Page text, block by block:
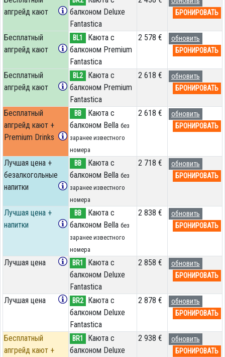
апгрейд кают
балконом Deluxe
Fantastica
БРОНИРОВАТЬ
Бесплатный
апгрейд кают
BL1
Каюта с
балконом Premium
Fantastica
2 578 €
обновить
БРОНИРОВАТЬ
Бесплатный
апгрейд кают
BL2
Каюта с
балконом Premium
Fantastica
2 618 €
обновить
БРОНИРОВАТЬ
Бесплатный
апгрейд кают +
Premium Drinks
BB
Каюта с
балконом Bella без
заранее известного
номера
2 618 €
обновить
БРОНИРОВАТЬ
Лучшая цена +
безалкогольные
напитки
BB
Каюта с
балконом Bella без
заранее известного
номера
2 718 €
обновить
БРОНИРОВАТЬ
Лучшая цена +
напитки
BB
Каюта с
балконом Bella без
заранее известного
номера
2 838 €
обновить
БРОНИРОВАТЬ
Лучшая цена BR1
Каюта с
балконом Deluxe
Fantastica
2 858 €
обновить
БРОНИРОВАТЬ
Лучшая цена BR2
Каюта с
балконом Deluxe
Fantastica
2 878 €
обновить
БРОНИРОВАТЬ
Бесплатный
апгрейд кают +
BR1
Каюта с
балконом Deluxe
2 938 €
обновить
БРОНИРОВАТЬ